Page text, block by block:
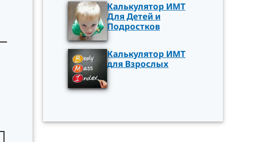
Калькулятор ИМТ
Для Детей и
Подростков
Калькулятор ИМТ
для Взрослых